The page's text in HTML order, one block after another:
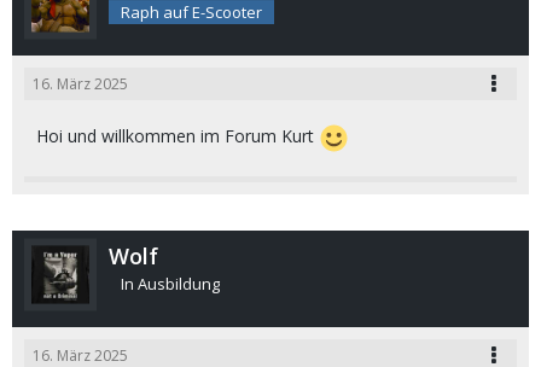
Raph auf E-Scooter
16. März 2025
Hoi und willkommen im Forum Kurt
Wolf
In Ausbildung
16. März 2025